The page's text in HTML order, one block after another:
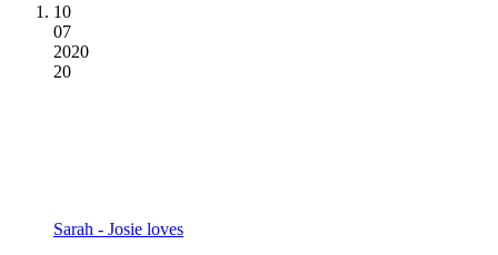
10
07
2020
20
Sarah - Josie loves